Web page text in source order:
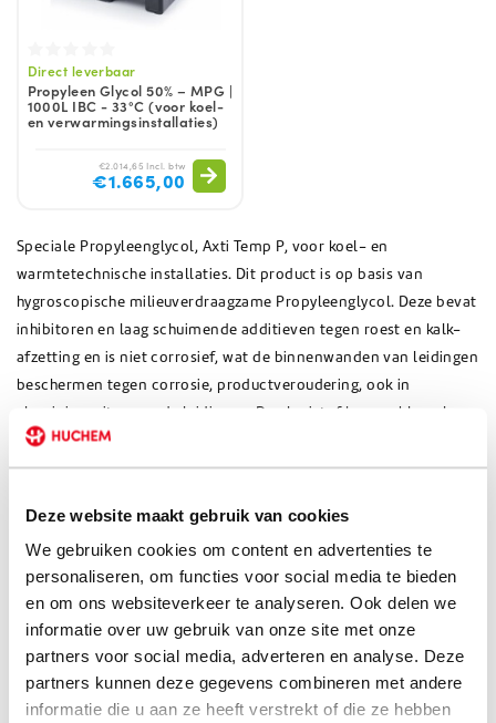
Deze website maakt gebruik van cookies
We gebruiken cookies om content en advertenties te
personaliseren, om functies voor social media te bieden
en om ons websiteverkeer te analyseren. Ook delen we
informatie over uw gebruik van onze site met onze
partners voor social media, adverteren en analyse. Deze
partners kunnen deze gegevens combineren met andere
informatie die u aan ze heeft verstrekt of die ze hebben
Direct leverbaar
Propyleen Glycol 50% – MPG |
1000L IBC - 33°C (voor koel-
en verwarmingsinstallaties)
€2.014,65 Incl. btw
€1.665,00
Speciale Propyleenglycol, Axti Temp P, voor koel- en
warmtetechnische installaties. Dit product is op basis van
hygroscopische milieuverdraagzame Propyleenglycol. Deze bevat
inhibitoren en laag schuimende additieven tegen roest en kalk-
afzetting en is niet corrosief, wat de binnenwanden van leidingen
beschermen tegen corrosie, productveroudering, ook in
aluminium uitgevoerde leidingen. De vloeistof kan probleemloos
worden toegevoegd aan systemen welke reeds voorzien zijn van
een koelvloeistof op basis van Propyleenglycol. Het is vrijwel
vluchtig.
De Axti Temp P 50% geeft een bescherming tot circa -33 graden
Celsius.
Mengverhoudingen
20% product - 80% demiwater = bescherming tot -6 graden
Celsius